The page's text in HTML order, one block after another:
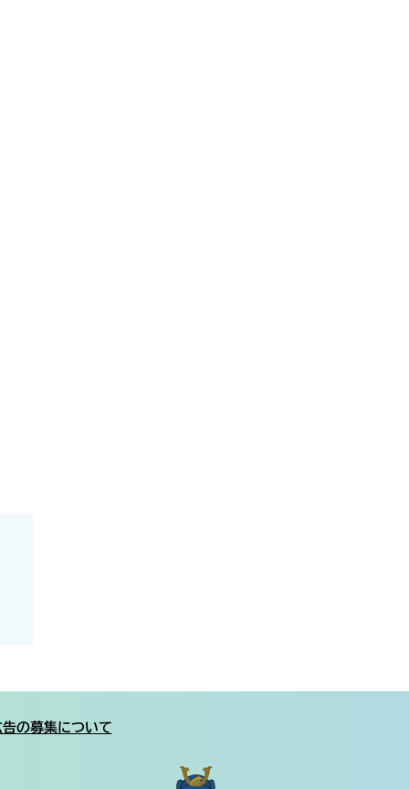
告の募集について